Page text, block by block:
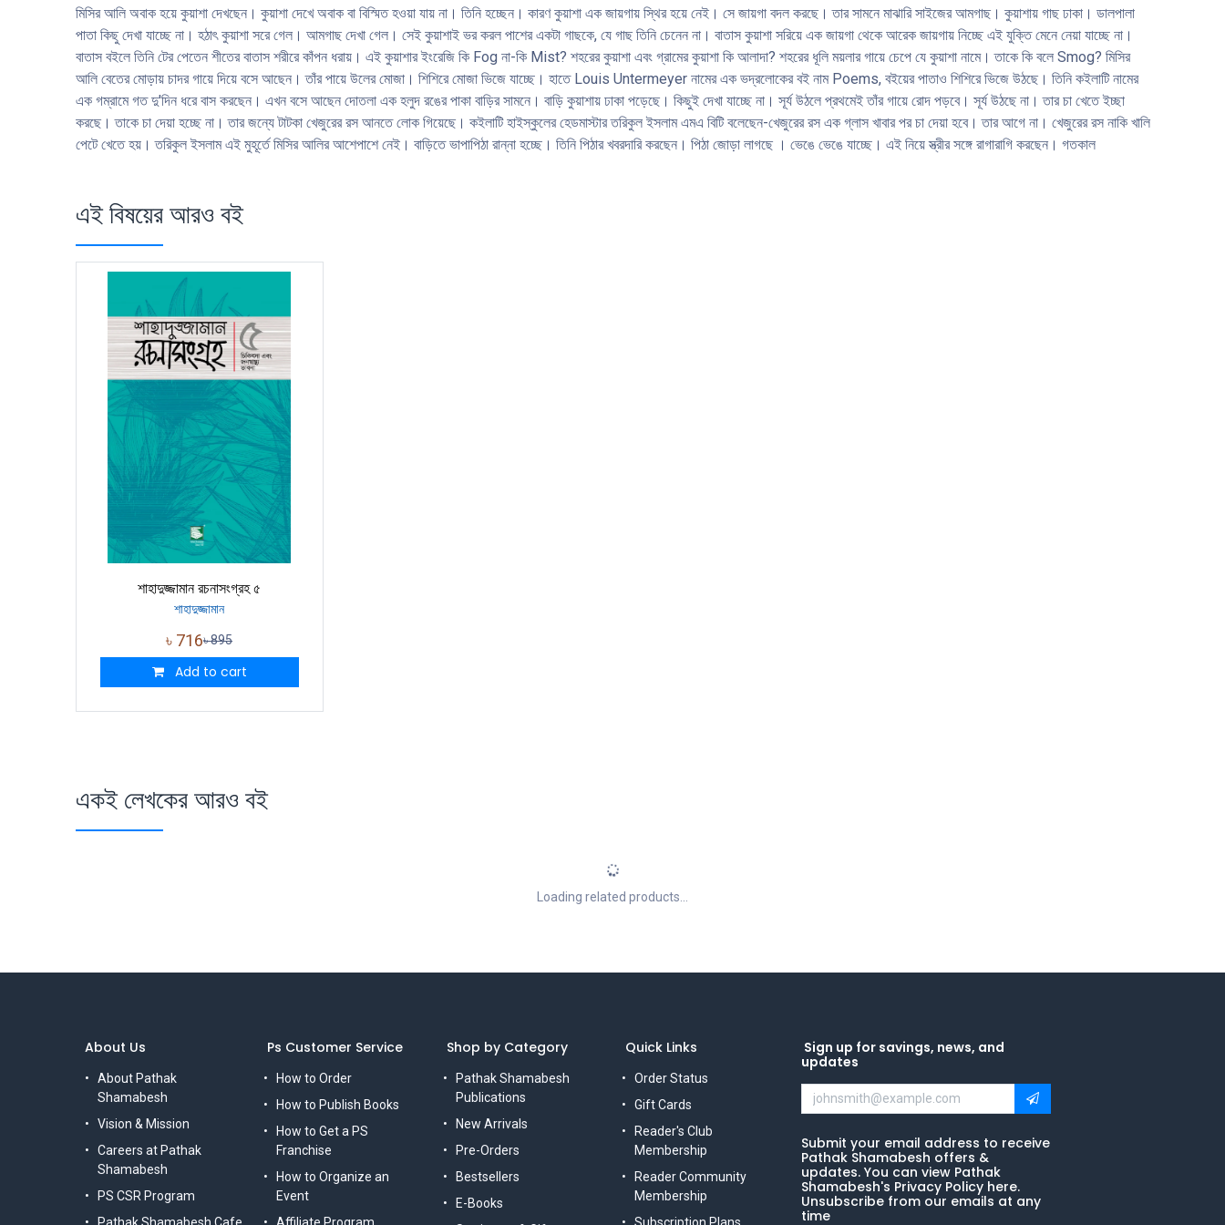
মিসির আলি অবাক হয়ে কুয়াশা দেখছেন। কুয়াশা দেখে অবাক বা বিস্মিত হওয়া যায় না। তিনি হচ্ছেন। কারণ কুয়াশা এক জায়গায় স্থির হয়ে নেই। সে জায়গা বদল করছে। তার সামনে মাঝারি সাইজের আমগাছ। কুয়াশায় গাছ ঢাকা। ডালপালা
পাতা কিছু দেখা যাচ্ছে না। হঠাৎ কুয়াশা সরে গেল। আমগাছ দেখা গেল। সেই কুয়াশাই ভর করল পাশের একটা গাছকে, যে গাছ তিনি চেনেন না। বাতাস কুয়াশা সরিয়ে এক জায়গা থেকে আরেক জায়গায় নিচ্ছে এই যুক্তি মেনে নেয়া যাচ্ছে না।
বাতাস বইলে তিনি টের পেতেন শীতের বাতাস শরীরে কাঁপন ধরায়। এই কুয়াশার ইংরেজি কি Fog না-কি Mist? শহরের কুয়াশা এবং গ্রামের কুয়াশা কি আলাদা? শহরের ধূলি ময়লার গায়ে চেপে যে কুয়াশা নামে। তাকে কি বলে Smog? মিসির
আলি বেতের মােড়ায় চাদর গায়ে দিয়ে বসে আছেন। তাঁর পায়ে উলের মােজা। শিশিরে মােজা ভিজে যাচ্ছে। হাতে Louis Untermeyer নামের এক ভদ্রলােকের বই নাম Poems, বইয়ের পাতাও শিশিরে ভিজে উঠছে। তিনি কইলাটি নামের
এক গম্রামে গত দু'দিন ধরে বাস করছেন। এখন বসে আছেন দোতলা এক হলুদ রঙের পাকা বাড়ির সামনে। বাড়ি কুয়াশায় ঢাকা পড়েছে। কিছুই দেখা যাচ্ছে না। সূর্য উঠলে প্রথমেই তাঁর গায়ে রােদ পড়বে। সূর্য উঠছে না। তার চা খেতে ইচ্ছা
করছে। তাকে চা দেয়া হচ্ছে না। তার জন্যে টাটকা খেজুরের রস আনতে লােক গিয়েছে। কইলাটি হাইস্কুলের হেডমাস্টার তরিকুল ইসলাম এমএ বিটি বলেছেন-খেজুরের রস এক গ্লাস খাবার পর চা দেয়া হবে। তার আগে না। খেজুরের রস নাকি খালি
পেটে খেতে হয়। তরিকুল ইসলাম এই মুহূর্তে মিসির আলির আশেপাশে নেই। বাড়িতে ভাপাপিঠা রান্না হচ্ছে। তিনি পিঠার খবরদারি করছেন। পিঠা জোড়া লাগছে । ভেঙে ভেঙে যাচ্ছে। এই নিয়ে স্ত্রীর সঙ্গে রাগারাগি করছেন। গতকাল
এই বিষয়ের আরও বই
শাহাদুজ্জামান রচনাসংগ্রহ ৫
শাহাদুজ্জামান
৳ 716৳895
Add to cart
একই লেখকের আরও বই
Loading related products...
Ps Customer Service
How to Order
How to Publish Books
How to Get a PS
Franchise
How to Organize an
Event
Shop by Category
Pathak Shamabesh
Publications
New Arrivals
Pre-Orders
Bestsellers
E-Books
Quick Links
Order Status
Gift Cards
Reader's Club
Membership
Reader Community
Membership
Sign up for savings, news, and
updates
Submit your email address to receive
Pathak Shamabesh offers &
updates. You can view Pathak
Shamabesh's Privacy Policy here.
Unsubscribe from our emails at any
time
About Us
About Pathak
Shamabesh
Vision & Mission
Careers at Pathak
Shamabesh
PS CSR Program